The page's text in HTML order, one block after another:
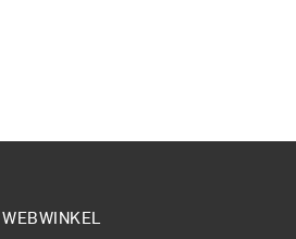
WEBWINKEL